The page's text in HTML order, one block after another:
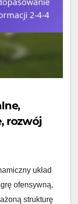
rozwój
układ
ofensywną,
strukturę